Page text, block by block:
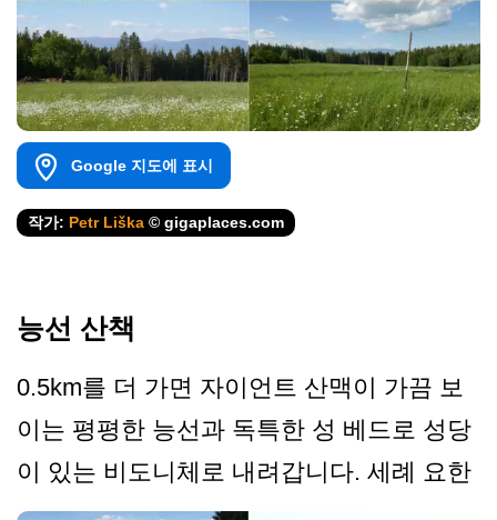
Google 지도에 표시
작가: Petr Liška © gigaplaces.com
능선 산책
0.5km를 더 가면 자이언트 산맥이 가끔 보
이는 평평한 능선과 독특한 성 베드로 성당
이 있는 비도니체로 내려갑니다. 세례 요한